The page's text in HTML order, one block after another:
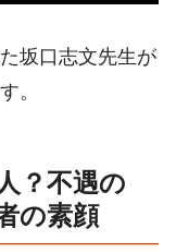
坂口志文先生が
。
？不遇の
の素顔